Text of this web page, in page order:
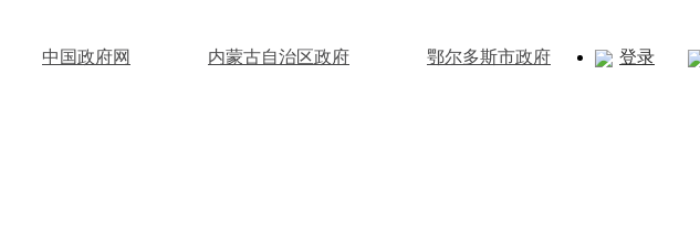
中国政府网 内蒙古自治区政府 鄂尔多斯市政府 登录